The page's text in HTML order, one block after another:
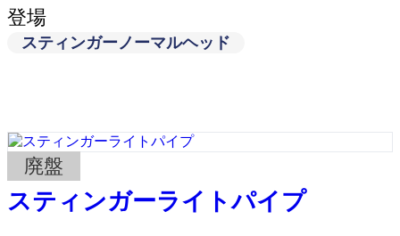
登場
スティンガーノーマルヘッド
廃盤
スティンガーライトパイプ